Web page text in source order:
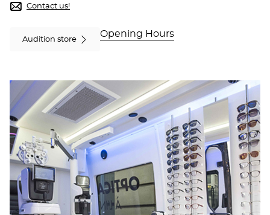
Optical
MOBILE
ARMENTIÈRES
Contact us!
Audition store
Opening Hours